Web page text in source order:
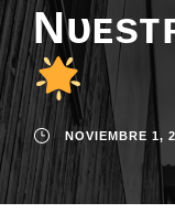
NOVIEMBRE 1,